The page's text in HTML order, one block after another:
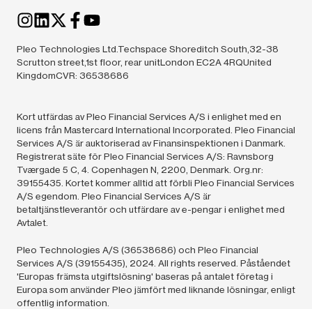
Pleo Technologies Ltd.Techspace Shoreditch South,32-38
Scrutton street,1st floor, rear unitLondon EC2A 4RQUnited
KingdomCVR: 36538686
Kort utfärdas av Pleo Financial Services A/S i enlighet med en
licens från Mastercard International Incorporated. Pleo Financial
Services A/S är auktoriserad av Finansinspektionen i Danmark.
Registrerat säte för Pleo Financial Services A/S: Ravnsborg
Tværgade 5 C, 4. Copenhagen N, 2200, Denmark. Org.nr:
39155435. Kortet kommer alltid att förbli Pleo Financial Services
A/S egendom. Pleo Financial Services A/S är
betaltjänstleverantör och utfärdare av e-pengar i enlighet med
Avtalet.
Pleo Technologies A/S (36538686) och Pleo Financial
Services A/S (39155435), 2024. All rights reserved. Påståendet
'Europas främsta utgiftslösning' baseras på antalet företag i
Europa som använder Pleo jämfört med liknande lösningar, enligt
offentlig information.